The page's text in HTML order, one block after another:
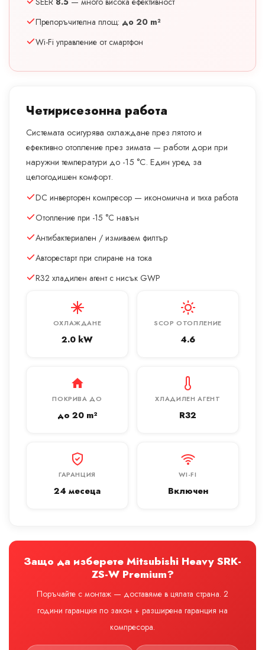
Препоръчителна площ: до 20 m²
Wi-Fi управление от смартфон
Четирисезонна работа
Системата осигурява охлаждане през лятото и
ефективно отопление през зимата — работи дори при
наружни температури до -15 °C. Един уред за
целогодишен комфорт.
DC инверторен компресор — икономична и тиха работа
Отопление при -15 °C навън
Антибактериален / измиваем филтър
Авторестарт при спиране на тока
R32 хладилен агент с нисък GWP
ОХЛАЖДАНЕ
2.0 kW
SCOP ОТОПЛЕНИЕ
4.6
ПОКРИВА ДО
до 20 m²
ХЛАДИЛЕН АГЕНТ
R32
ГАРАНЦИЯ
24 месеца
WI-FI
Включен
Защо да изберете Mitsubishi Heavy SRK-
ZS-W Premium?
Поръчайте с монтаж — доставяме в цялата страна. 2
години гаранция по закон + разширена гаранция на
компресора.